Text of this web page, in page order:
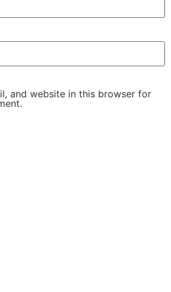
and website in this browser for